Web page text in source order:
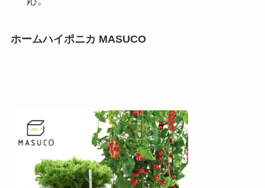
ホームハイポニカ MASUCO